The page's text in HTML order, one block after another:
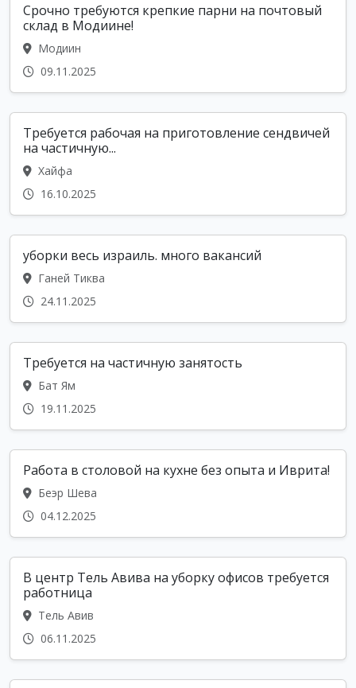
Срочно требуются крепкие парни на почтовый
склад в Модиине!
Модиин
09.11.2025
Требуется рабочая на приготовление сендвичей
на частичную...
Хайфа
16.10.2025
уборки весь израиль. много вакансий
Ганей Тиква
24.11.2025
Требуется на частичную занятость
Бат Ям
19.11.2025
Работа в столовой на кухне без опыта и Иврита!
Беэр Шева
04.12.2025
В центр Тель Авива на уборку офисов требуется
работница
Тель Авив
06.11.2025